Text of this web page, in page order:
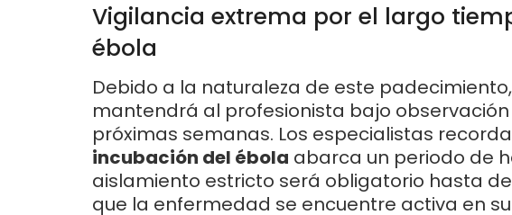
Vigilancia extrema por el largo
ébola
Debido a la naturaleza de este
mantendrá al profesionista bajo
próximas semanas. Los especialistas
incubación del ébola abarca un periodo de
aislamiento estricto será obligatorio hasta
que la enfermedad se encuentre activa en